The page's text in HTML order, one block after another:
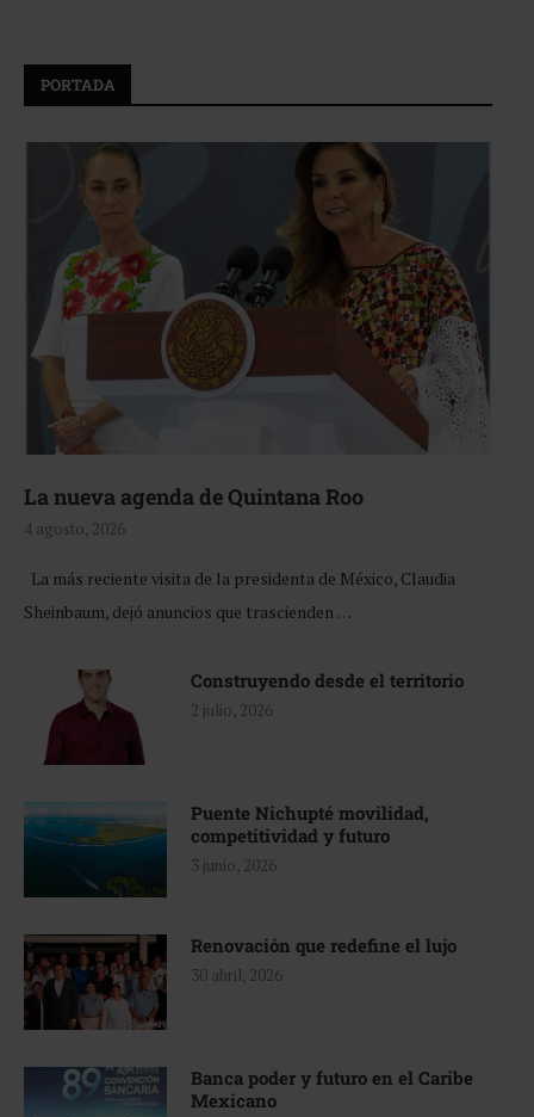
PORTADA
La nueva agenda de Quintana Roo
4 agosto, 2026
La más reciente visita de la presidenta de México, Claudia
Sheinbaum, dejó anuncios que trascienden …
Construyendo desde el territorio
2 julio, 2026
Puente Nichupté movilidad,
competitividad y futuro
3 junio, 2026
Renovación que redefine el lujo
30 abril, 2026
Banca poder y futuro en el Caribe
Mexicano